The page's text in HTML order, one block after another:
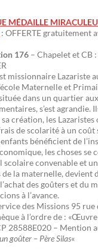
MÉDAILLE
: OFFERTE gratuitement
176 – Chapelet et CB
missionnaire Lazariste
Maternelle et
dans un quartier
s’est agrandie.
création, les
de scolarité à un
bénéficient de
les choses
scolaire convenable et
la maternelle, devient
des goûters et du
à l’avance.
des Missions 95 rue
à l’ordre de :
28588E020 – Mention
goûter – Père Silas«